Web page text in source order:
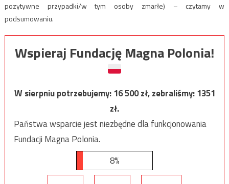
pozytywne przypadki/w tym osoby zmarłe) – czytamy w
podsumowaniu.
Wspieraj Fundację Magna Polonia!
W sierpniu potrzebujemy:16 500zł, zebraliśmy:1351
zł.
Państwa wsparcie jest niezbędne dla funkcjonowania
Fundacji Magna Polonia.
8%